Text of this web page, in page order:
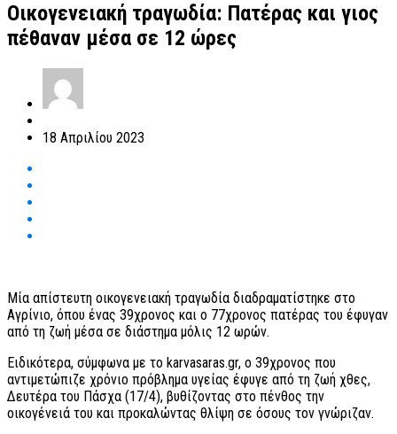
Οικογενειακή τραγωδία: Πατέρας και γιος
πέθαναν μέσα σε 12 ώρες
18 Απριλίου 2023
Μία απίστευτη οικογενειακή τραγωδία διαδραματίστηκε στο
Αγρίνιο, όπου ένας 39χρονος και ο 77χρονος πατέρας του έφυγαν
από τη ζωή μέσα σε διάστημα μόλις 12 ωρών.
Ειδικότερα, σύμφωνα με το karvasaras.gr, ο 39χρονος που
αντιμετώπιζε χρόνιο πρόβλημα υγείας έφυγε από τη ζωή χθες,
Δευτέρα του Πάσχα (17/4), βυθίζοντας στο πένθος την
οικογένειά του και προκαλώντας θλίψη σε όσους τον γνώριζαν.